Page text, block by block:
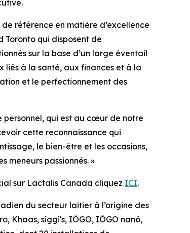
référence en matière d’excellence
Toronto qui disposent de
sur la base d’un large éventail
liés à la santé, aux finances et à la
et le perfectionnement des
personnel, qui est au cœur de notre
cette reconnaissance qui
le bien-être et les occasions,
meneurs passionnés. »
sur Lactalis Canada cliquez ICI.
du secteur laitier à l’origine des
Khaas, siggi's, IÖGO, IÖGO nanö,